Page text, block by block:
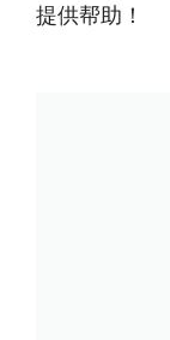
提供帮助！